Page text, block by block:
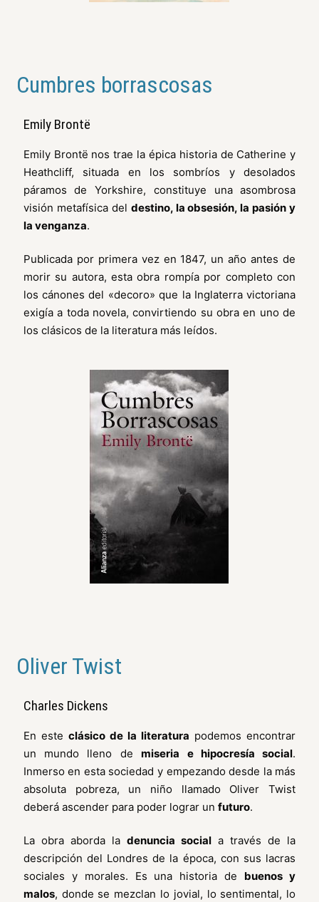
Cumbres borrascosas
Emily Brontë
Emily Brontë nos trae la épica historia de Catherine y
Heathcliff, situada en los sombríos y desolados
páramos de Yorkshire, constituye una asombrosa
visión metafísica del destino, la obsesión, la pasión y
la venganza.
Publicada por primera vez en 1847, un año antes de
morir su autora, esta obra rompía por completo con
los cánones del «decoro» que la Inglaterra victoriana
exigía a toda novela, convirtiendo su obra en uno de
los clásicos de la literatura más leídos.
Oliver Twist
Charles Dickens
En este clásico de la literatura podemos encontrar
un mundo lleno demiseria e hipocresía social.
Inmerso en esta sociedad y empezando desde la más
absoluta pobreza, un niño llamado Oliver Twist
deberá ascender para poder lograr un futuro.
La obra aborda la denuncia social a través de la
descripción del Londres de la época, con sus lacras
sociales y morales. Es una historia de buenos y
malos, donde se mezclan lo jovial, lo sentimental, lo